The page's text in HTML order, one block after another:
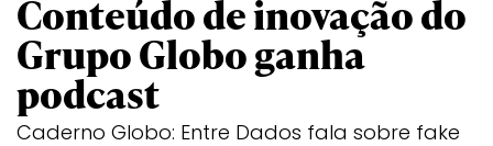
Conteúdo de inovação do
Grupo Globo ganha
podcast
Caderno Globo: Entre Dados fala sobre fake